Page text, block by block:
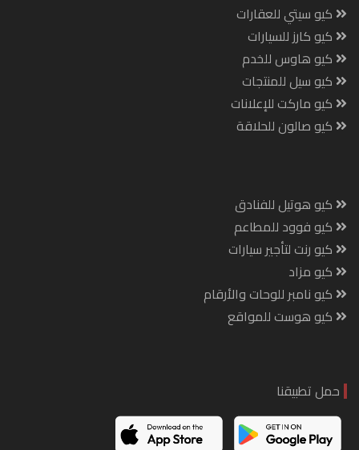
كيو سيتي للعقارات
كيو كارز للسيارات
كيو هاوس للخدم
كيو سيل للمنتجات
كيو ماركت للإعلانات
كيو صالون للحلاقة
كيو هوتيل للفنادق
كيو فوود للمطاعم
كيو رنت لتأجير سيارات
كيو مزاد
كيو نامبر للوحات والأرقام
كيو هوست للمواقع
حمل تطبيقنا